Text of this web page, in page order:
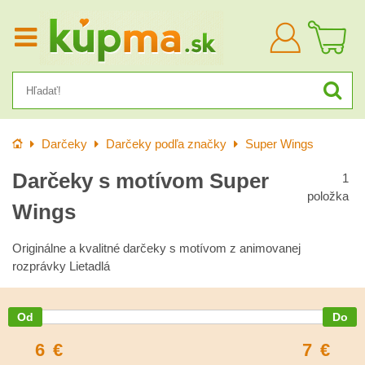
Prihlásiť
sa
Úvod Darčeky Darčeky podľa značky Super Wings
Darčeky s motívom Super
Wings
1
položka
Originálne a kvalitné darčeky s motívom z animovanej
rozprávky Lietadlá
6 € 7 €